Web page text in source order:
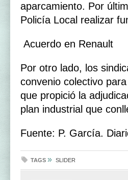
aparcamiento. Por
Policía Local realizar
Acuerdo en Renault
Por otro lado, los
convenio colectivo
que propició la
plan industrial que
Fuente: P. García.
TAGS » SLIDER